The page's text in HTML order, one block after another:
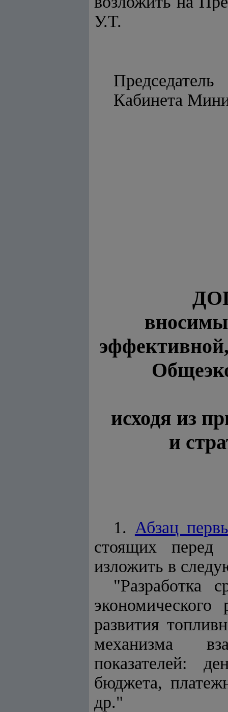
У.Т.
Председатель
исходя из
и
1. Абзац
стоящих перед
изложить в
"Разработка
развития
механизма
показателей:
бюджета,
др."